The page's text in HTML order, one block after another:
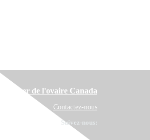
Cancer de l'ovaire Canada
Contactez-nous
Suivez-nous: